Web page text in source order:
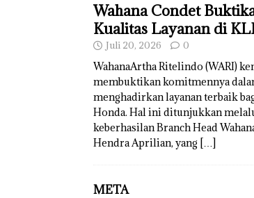
Wahana Condet
Kualitas Layanan di
Juli 20, 2026 0
WahanaArtha Ritelindo (WARI)
membuktikan komitmennya
menghadirkan layanan terbaik
Honda. Hal ini ditunjukkan
keberhasilan Branch Head
Hendra Aprilian, yang […]
META